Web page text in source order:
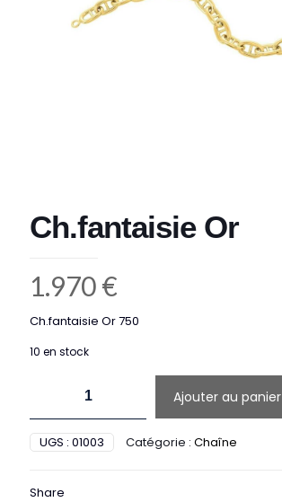
Ch.fantaisie Or
1.970€
Ch.fantaisie Or 750
10 en stock
Ch.fantaisie
Or
Ajouter au panier
UGS : 01003 Catégorie : Chaîne
Share